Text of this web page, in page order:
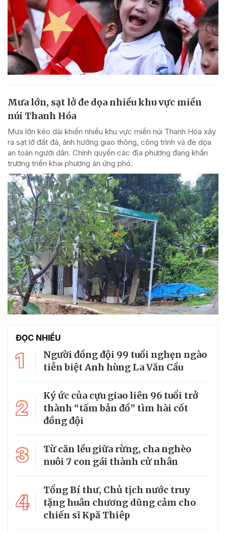
Mưa lớn, sạt lở đe dọa nhiều khu vực miền
núi Thanh Hóa
Mưa lớn kéo dài khiến nhiều khu vực miền núi Thanh Hóa xảy
ra sạt lở đất đá, ảnh hưởng giao thông, công trình và đe dọa
an toàn người dân. Chính quyền các địa phương đang khẩn
trương triển khai phương án ứng phó.
ĐỌC NHIỀU
1
Người đồng đội 99 tuổi nghẹn ngào
tiễn biệt Anh hùng La Văn Cầu
2
Ký ức của cựu giao liên 96 tuổi trở
thành “tấm bản đồ” tìm hài cốt
đồng đội
3
Từ căn lều giữa rừng, cha nghèo
nuôi 7 con gái thành cử nhân
4
Tổng Bí thư, Chủ tịch nước truy
tặng huân chương dũng cảm cho
chiến sĩ Kpă Thiêp